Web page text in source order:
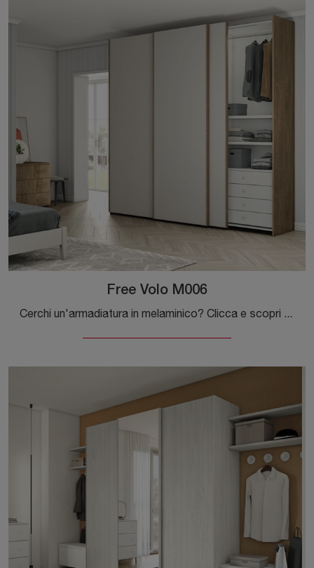
Free Volo M006
Cerchi un'armadiatura in melaminico? Clicca e scopri armadiature a muro con ante scorrevoli di Colombini Casa.